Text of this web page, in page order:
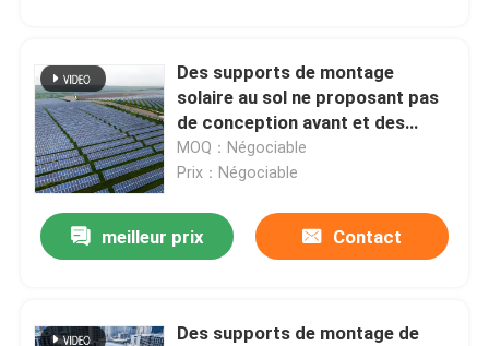
Des supports de montage
solaire au sol ne proposant pas
de conception avant et des
composants en aluminium
anodisé pour des solutions de
MOQ：Négociable
Prix：Négociable
meilleur prix Contact
Des supports de montage de